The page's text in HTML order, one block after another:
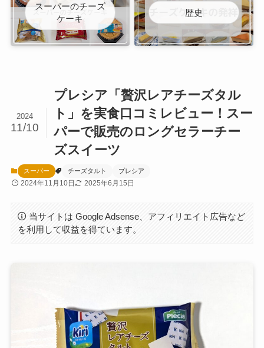
スーパーのチーズ
ケーキ
歴史
プレシア「贅沢レアチーズタル
ト」を実食口コミレビュー！スー
パーで販売のロングセラーチー
ズスイーツ
2024
11/10
スーパー チーズタルト プレシア
2024年11月10日 2025年6月15日
当サイトは Google Adsense、アフィリエイト広告など
を利用して収益を得ています。